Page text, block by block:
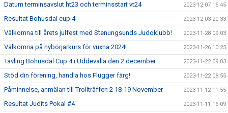
Datum terminsavslut ht23 och terminsstart vt24 2023-12-07 15:45
Resultat Bohusdal cup 4 2023-12-03 20:33
Välkomna till årets julfest med Stenungsunds Judoklubb! 2023-11-28 09:03
Välkomna på nybörjarkurs för vuxna 2024! 2023-11-26 10:25
Tävling Bohusdal Cup 4 i Uddevalla den 2 december 2023-11-22 09:03
Stöd din förening, handla hos Flügger färg! 2023-11-22 08:55
Påminnelse, anmälan till Trollträffen 2 18-19 November 2023-11-12 11:55
Resultat Judits Pokal #4 2023-11-11 16:09